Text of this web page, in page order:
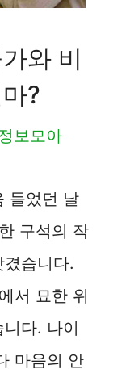
와 비
?
보모아
들었던 날
구석의 작
습니다.
서 묘한 위
다. 나이
마음의 안